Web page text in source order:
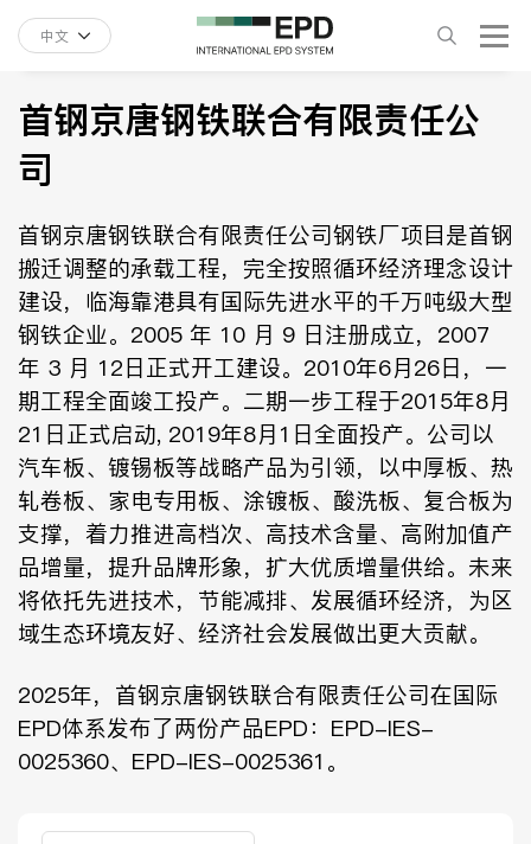
中文
首钢京唐钢铁联合有限责任公
司
首钢京唐钢铁联合有限责任公司钢铁厂项目是首钢
搬迁调整的承载工程，完全按照循环经济理念设计
建设，临海靠港具有国际先进水平的千万吨级大型
钢铁企业。2005 年 10 月 9 日注册成立，2007
年 3 月 12日正式开工建设。2010年6月26日，一
期工程全面竣工投产。二期一步工程于2015年8月
21日正式启动, 2019年8月1日全面投产。公司以
汽车板、镀锡板等战略产品为引领，以中厚板、热
轧卷板、家电专用板、涂镀板、酸洗板、复合板为
支撑，着力推进高档次、高技术含量、高附加值产
品增量，提升品牌形象，扩大优质增量供给。未来
将依托先进技术，节能减排、发展循环经济，为区
域生态环境友好、经济社会发展做出更大贡献。
2025年，首钢京唐钢铁联合有限责任公司在国际
EPD体系发布了两份产品EPD： EPD-IES-
0025360、 EPD-IES-0025361 。